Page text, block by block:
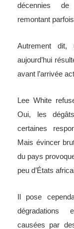
décennies de
remontant
Autrement dit,
aujourd’hui
avant l’arrivée
Lee White
Oui, les
certaines
Mais évincer
du pays
peu d’États
Il pose
dégradations
causées par